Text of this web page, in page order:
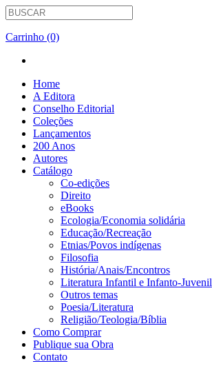
Carrinho (0)
Home
A Editora
Conselho Editorial
Coleções
Lançamentos
200 Anos
Autores
Catálogo
Co-edições
Direito
eBooks
Ecologia/Economia solidária
Educação/Recreação
Etnias/Povos indígenas
Filosofia
História/Anais/Encontros
Literatura Infantil e Infanto-Juvenil
Outros temas
Poesia/Literatura
Religião/Teologia/Bíblia
Como Comprar
Publique sua Obra
Contato